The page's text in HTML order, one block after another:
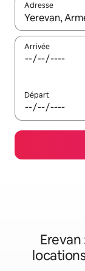
Adresse
Lorsque les
Arrivée
Départ